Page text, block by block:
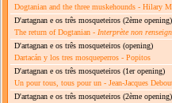
Dogtanian and the three muskehounds - Hilary
D'artagnan e os três mosqueteiros (2ème opening)
The return of Dogtanian - Interprète non
D'artagnan e os três mosqueteiros (opening)
Dartacán y los tres mosqueperros - Popitos
D'artagnan e os três mosqueteiros (1er opening)
Un pour tous, tous pour un - Jean-Jacques
D'artagnan e os três mosqueteiros (2ème opening)